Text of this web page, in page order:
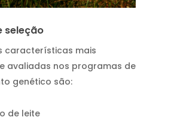
seleção
características mais
avaliadas nos programas de
genético são:
de leite